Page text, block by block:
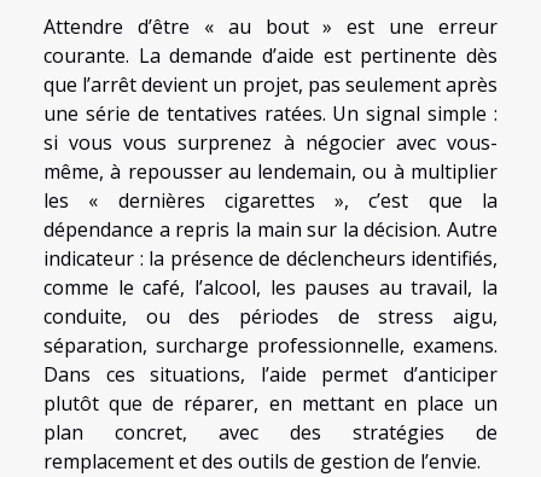
Attendre d’être « au bout » est une erreur
courante. La demande d’aide est pertinente dès
que l’arrêt devient un projet, pas seulement après
une série de tentatives ratées. Un signal simple :
si vous vous surprenez à négocier avec vous-
même, à repousser au lendemain, ou à multiplier
les « dernières cigarettes », c’est que la
dépendance a repris la main sur la décision. Autre
indicateur : la présence de déclencheurs identifiés,
comme le café, l’alcool, les pauses au travail, la
conduite, ou des périodes de stress aigu,
séparation, surcharge professionnelle, examens.
Dans ces situations, l’aide permet d’anticiper
plutôt que de réparer, en mettant en place un
plan concret, avec des stratégies de
remplacement et des outils de gestion de l’envie.